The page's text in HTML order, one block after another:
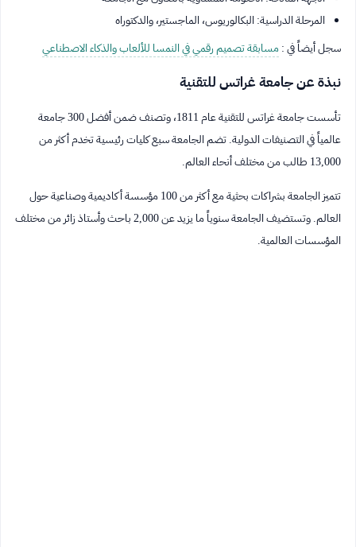
المرحلة الدراسية: البكالوريوس، الماجستير، والدكتوراه
سجل أيضاً في :مسابقة تصميم رقمي في النمسا للألعاب والذكاء الاصطناعي
نبذة عن جامعة غراتس للتقنية
تأسست جامعة غراتس للتقنية عام 1811، وتصنف ضمن أفضل 300 جامعة
عالمياً في التصنيفات الدولية. تضم الجامعة سبع كليات رئيسية تخدم أكثر من
13,000 طالب من مختلف أنحاء العالم.
تتميز الجامعة بشراكات بحثية مع أكثر من 100 مؤسسة أكاديمية وصناعية حول
العالم. وتستضيف الجامعة سنوياً ما يزيد عن 2,000 باحث وأستاذ زائر من مختلف
المؤسسات العالمية.